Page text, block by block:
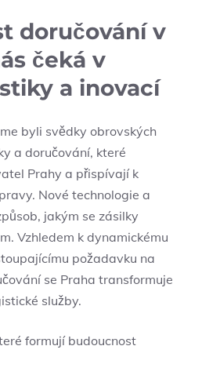
doručování v
čeká v
a inovací
byli svědky obrovských
a doručování, které
Prahy a přispívají k
Nové technologie a
jakým se zásilky
Vzhledem k dynamickému
požadavku na
se Praha transformuje
služby.
formují budoucnost